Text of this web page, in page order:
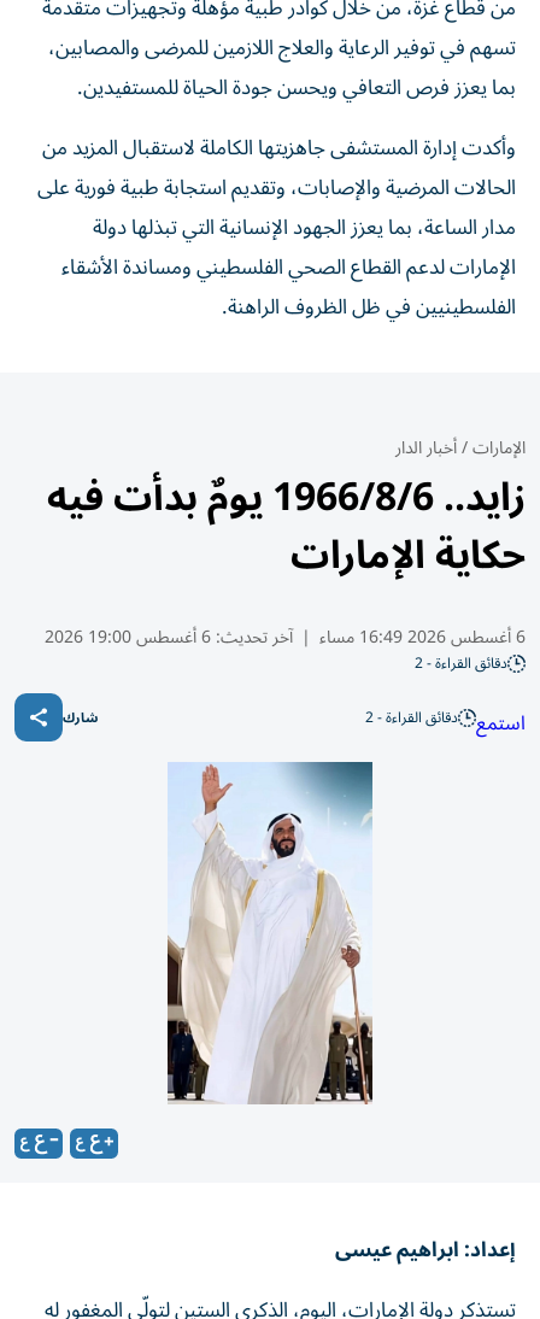
تسهم في توفير الرعاية والعلاج اللازمين للمرضى والمصابين،
بما يعزز فرص التعافي ويحسن جودة الحياة للمستفيدين.
وأكدت إدارة المستشفى جاهزيتها الكاملة لاستقبال المزيد من
الحالات المرضية والإصابات، وتقديم استجابة طبية فورية على
مدار الساعة، بما يعزز الجهود الإنسانية التي تبذلها دولة
الإمارات لدعم القطاع الصحي الفلسطيني ومساندة الأشقاء
الفلسطينيين في ظل الظروف الراهنة.
الإمارات/أخبار الدار
زايد.. 1966/8/6 يومٌ بدأت فيه
حكاية الإمارات
6 أغسطس 2026 16:49 مساء | آخر تحديث:6 أغسطس 19:00 2026
دقائق القراءة - 2
استمع دقائق القراءة - 2 شارك
تستذكر دولة الإمارات، اليوم، الذكرى الستين لتولّي المغفور له